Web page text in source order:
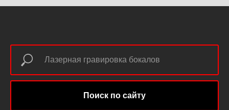
Поиск по сайту